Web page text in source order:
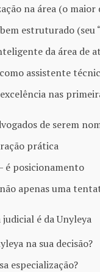
na área (o
estruturado (seu
da área de
assistente
nas
de serem
prática
é posicionamento
apenas uma
é da Unyleya
na sua decisão?
especialização?